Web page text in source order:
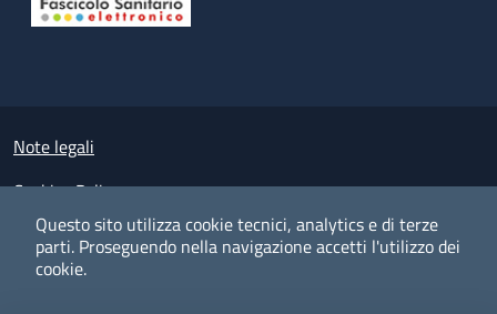
Questo sito utilizza cookie tecnici, analytics e di terze
parti. Proseguendo nella navigazione accetti l'utilizzo dei
cookie.
Small prints
Note legali
Cookies Policy
Policy privacy e protezione del dato personale
Albo pretorio on-line